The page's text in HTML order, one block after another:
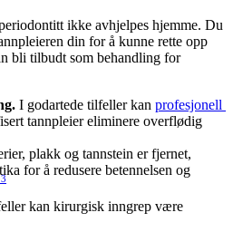
ikke avhjelpes hjemme. Du
din for å kunne rette opp
bli tilbudt som behandling for
I godartede tilfeller kan profesjonell
tannpleier eliminere overflødig
plakk og tannstein er fjernet,
for å redusere betennelsen og
kan kirurgisk inngrep være